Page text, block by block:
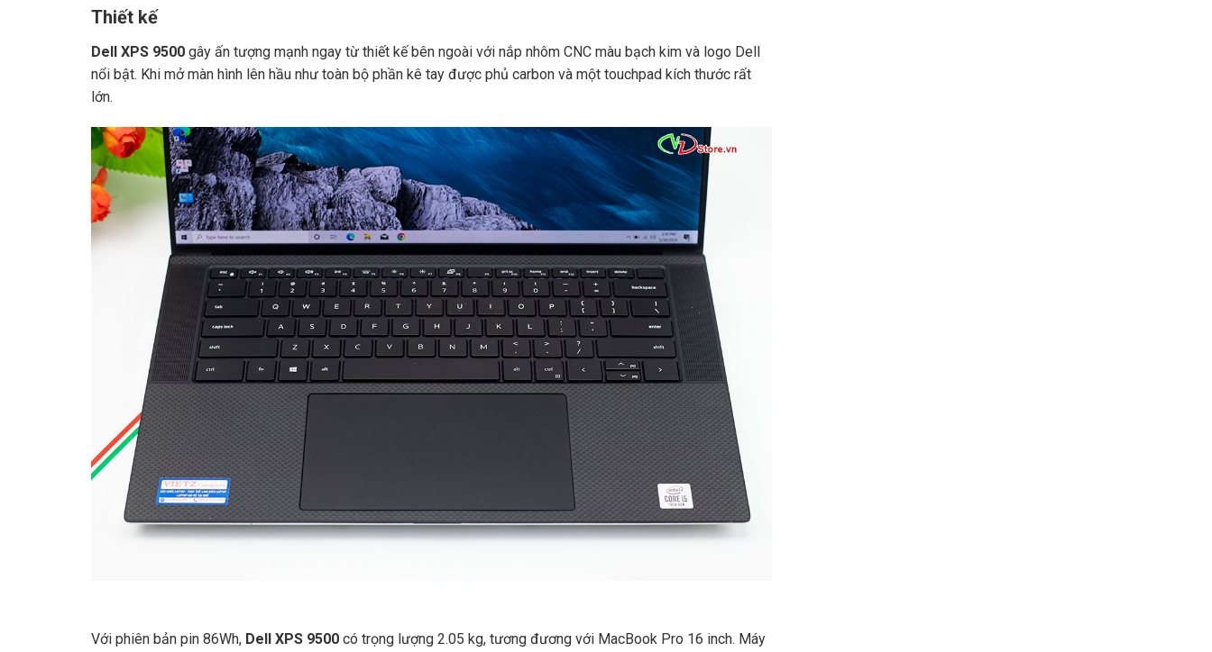
Thiết kế
Dell XPS 9500gây ấn tượng mạnh ngay từ thiết kế bên ngoài với nắp nhôm CNC màu bạch kim và logo Dell
nổi bật. Khi mở màn hình lên hầu như toàn bộ phần kê tay được phủ carbon và một touchpad kích thước rất
lớn.
Với phiên bản pin 86Wh, Dell XPS 9500 có trọng lượng 2.05 kg, tương đương với MacBook Pro 16 inch. Máy